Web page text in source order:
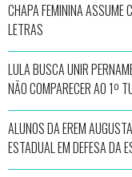
CHAPA FEMININA ASSUME
LETRAS
LULA BUSCA UNIR
NÃO COMPARECER AO 1º
ALUNOS DA EREM
ESTADUAL EM DEFESA DA